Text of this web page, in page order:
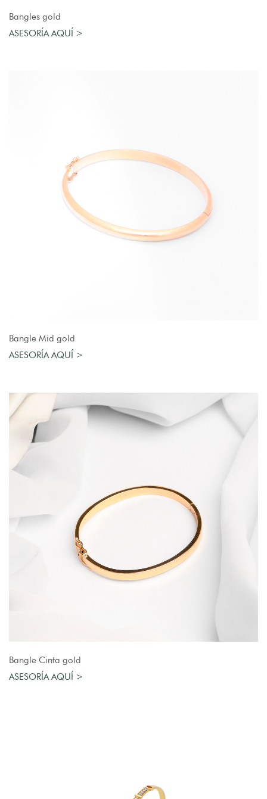
Bangles gold
ASESORÍA AQUÍ >
Bangle Mid gold
ASESORÍA AQUÍ >
Bangle Cinta gold
ASESORÍA AQUÍ >